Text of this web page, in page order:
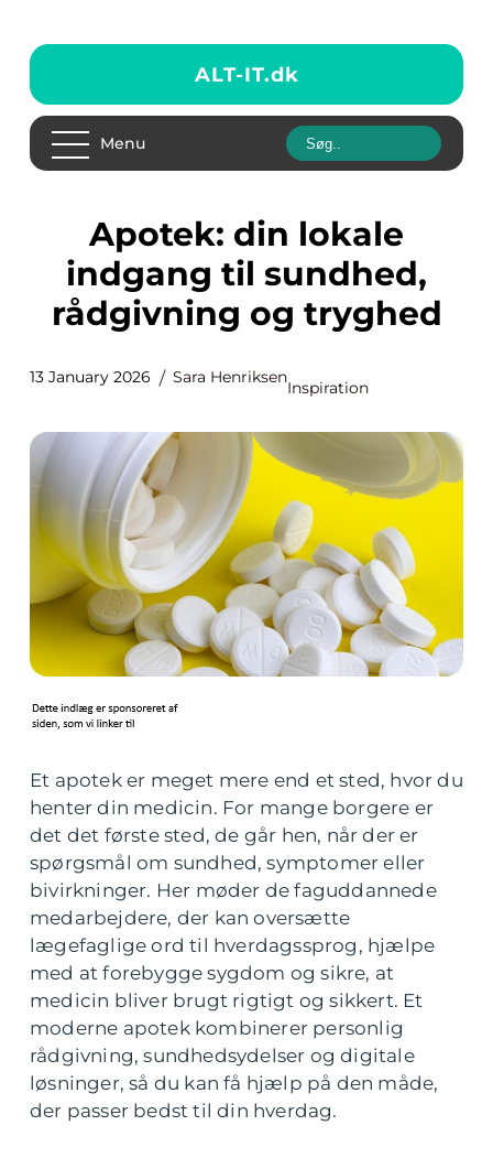
ALT-IT.dk
Menu
Apotek: din lokale
indgang til sundhed,
rådgivning og tryghed
13 January 2026 Sara Henriksen
Inspiration
Et apotek er meget mere end et sted, hvor du
henter din medicin. For mange borgere er
det det første sted, de går hen, når der er
spørgsmål om sundhed, symptomer eller
bivirkninger. Her møder de faguddannede
medarbejdere, der kan oversætte
lægefaglige ord til hverdagssprog, hjælpe
med at forebygge sygdom og sikre, at
medicin bliver brugt rigtigt og sikkert. Et
moderne apotek kombinerer personlig
rådgivning, sundhedsydelser og digitale
løsninger, så du kan få hjælp på den måde,
der passer bedst til din hverdag.